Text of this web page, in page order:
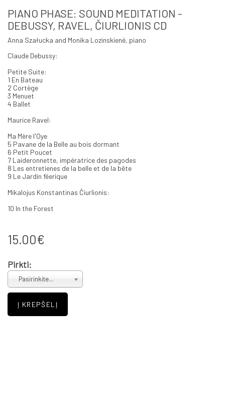
PIANO PHASE: SOUND MEDITATION -
DEBUSSY, RAVEL, ČIURLIONIS CD
Anna Szałucka and Monika Lozinskienė, piano
Claude Debussy:
Petite Suite:
1 En Bateau
2 Cortège
3 Menuet
4 Ballet
Maurice Ravel:
Ma Mère l'Oye
5 Pavane de la Belle au bois dormant
6 Petit Poucet
7 Laideronnette, impératrice des pagodes
8 Les entretienes de la belle et de la bête
9 Le Jardin féerique
Mikalojus Konstantinas Čiurlionis:
10 In the Forest
15.00€
Pirkti:
Pasirinkite...